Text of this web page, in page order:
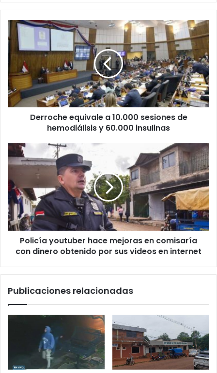
Derroche equivale a 10.000 sesiones de
hemodiálisis y 60.000 insulinas
Policía youtuber hace mejoras en comisaría
con dinero obtenido por sus videos en internet
Publicaciones relacionadas